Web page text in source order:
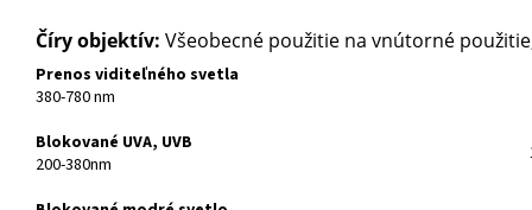
Číry objektív: Všeobecné použitie na vnútorné
Prenos viditeľného svetla
380-780 nm
Blokované UVA, UVB
200-380nm